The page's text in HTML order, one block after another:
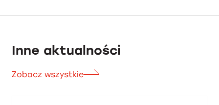
Inne aktualności
Zobacz wszystkie